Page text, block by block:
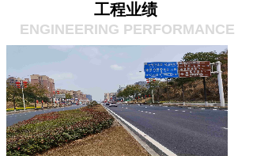
ENGINEERING PERFORMANCE
工程业绩